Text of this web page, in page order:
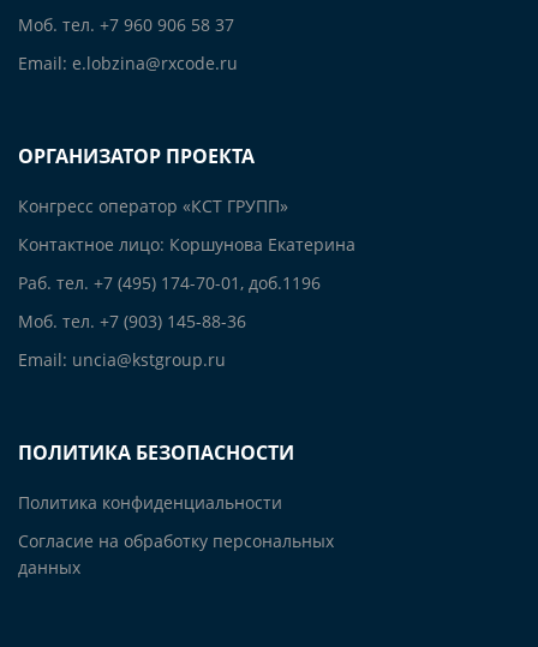
Моб. тел. +7 960 906 58 37
Email: e.lobzina@rxcode.ru
ОРГАНИЗАТОР ПРОЕКТА
Конгресс оператор «КСТ ГРУПП»
Контактное лицо: Коршунова Екатерина
Раб. тел. +7 (495) 174-70-01, доб.1196
Моб. тел. +7 (903) 145-88-36
Email: uncia@kstgroup.ru
ПОЛИТИКА БЕЗОПАСНОСТИ
Политика конфиденциальности
Согласие на обработку персональных
данных